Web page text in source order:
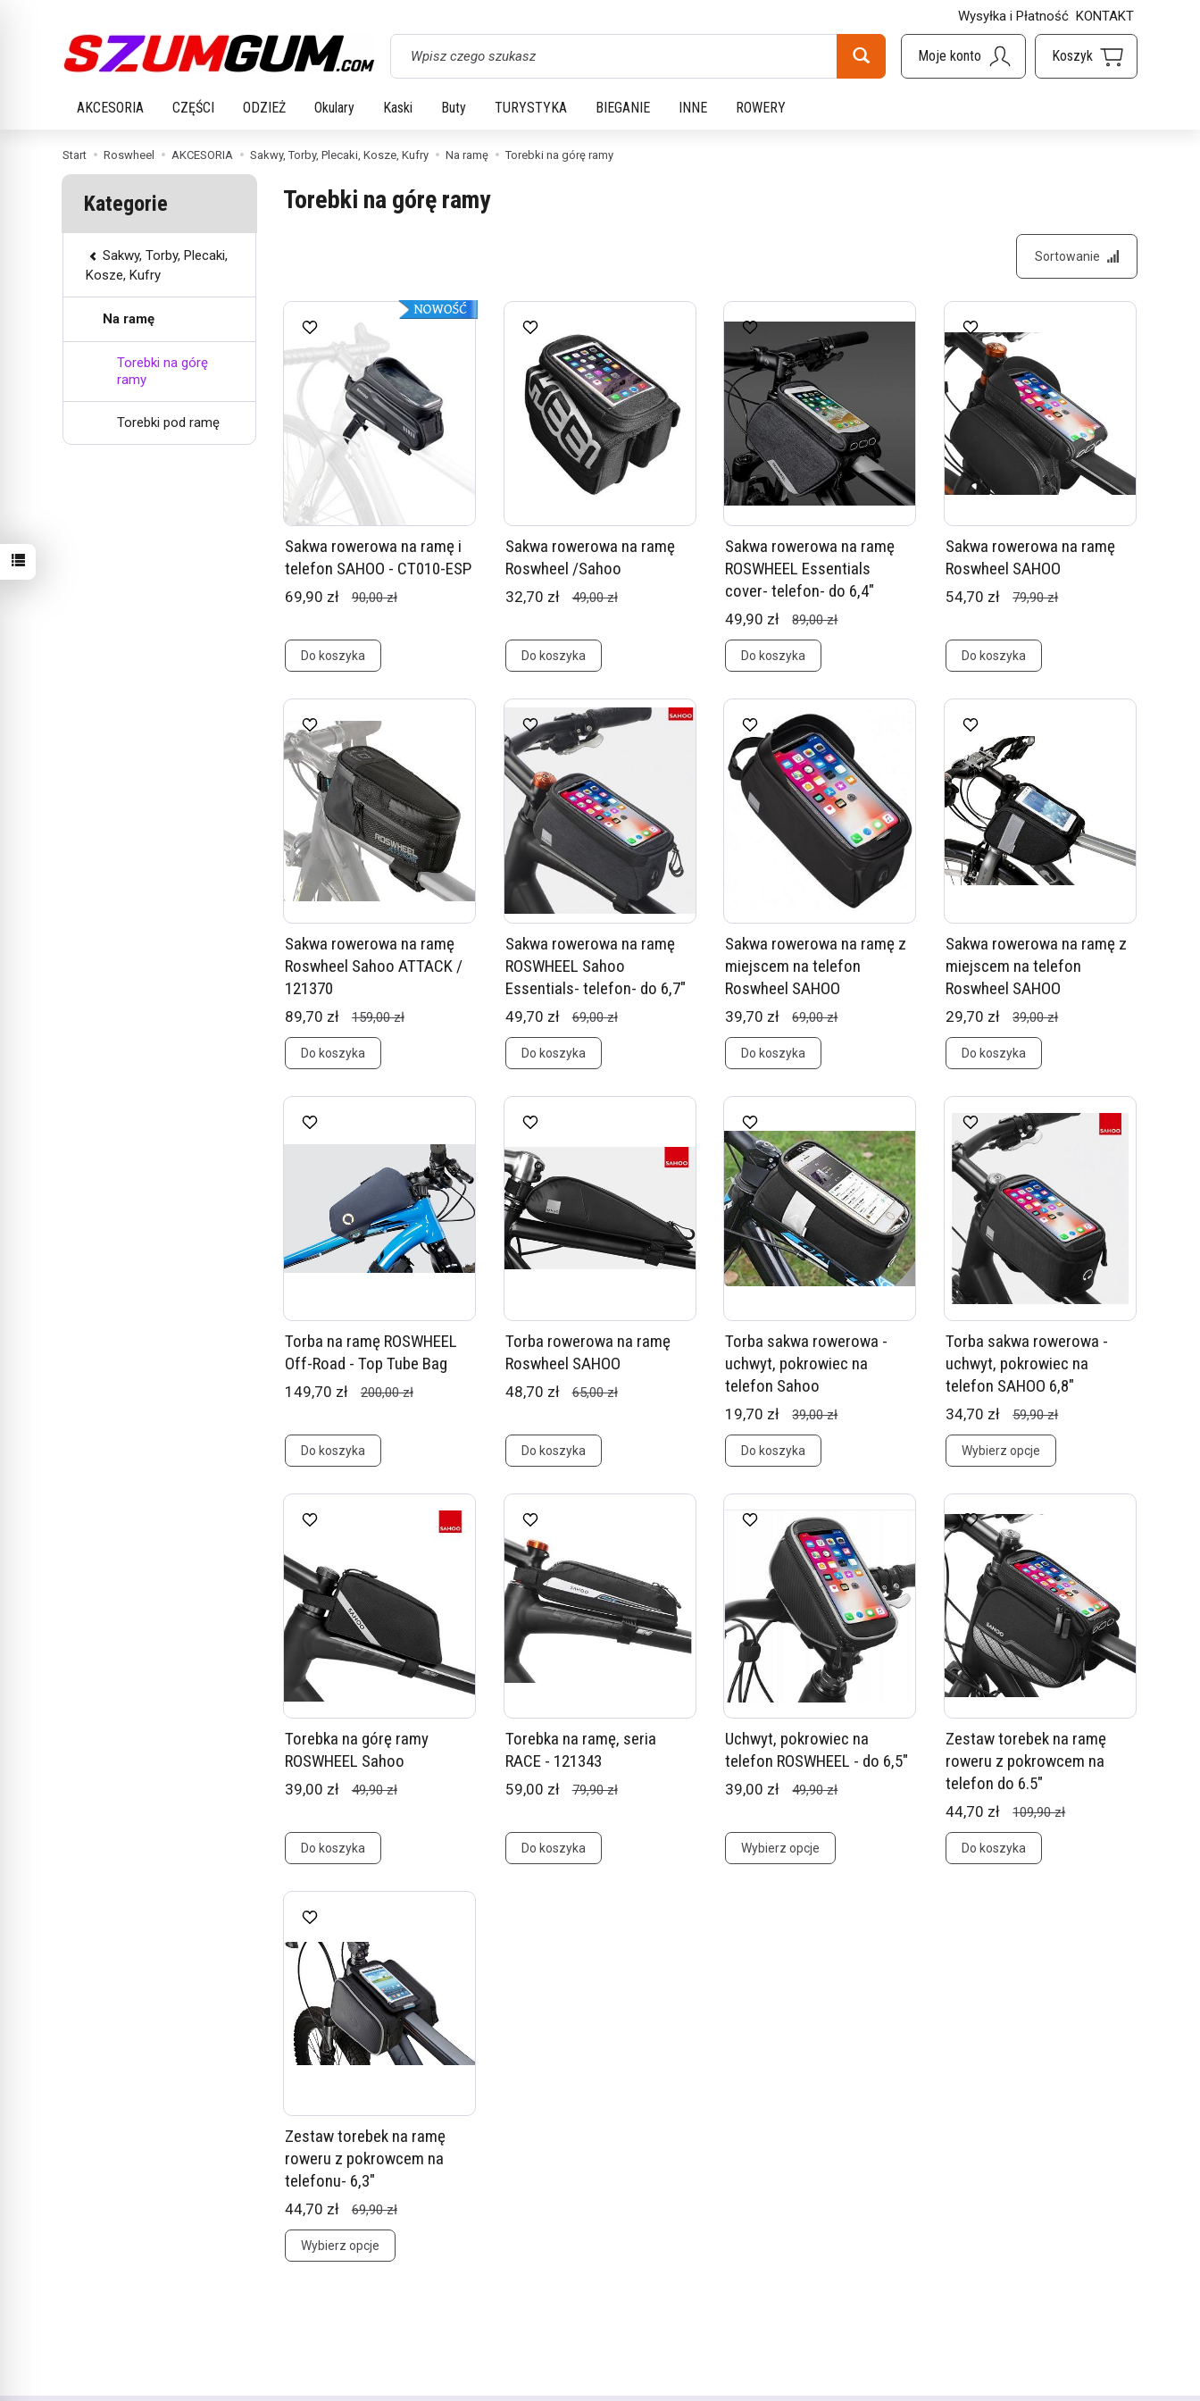
Wysyłka i Płatność KONTAKT
Wyszukaj
AKCESORIA CZĘŚCI ODZIEŻ Okulary Kaski Buty TURYSTYKA BIEGANIE INNE ROWERY
Start Roswheel AKCESORIA Sakwy, Torby, Plecaki, Kosze, Kufry Na ramę Torebki na górę ramy
Torebki na górę ramy
Sortowanie
Sakwa rowerowa na ramę i
telefon SAHOO - CT010-ESP
69,90 zł 90,00 zł
Do koszyka
Sakwa rowerowa na ramę
Roswheel /Sahoo
32,70 zł 49,00 zł
Do koszyka
Sakwa rowerowa na ramę
ROSWHEEL Essentials
cover- telefon- do 6,4"
49,90 zł 89,00 zł
Do koszyka
Sakwa rowerowa na ramę
Roswheel SAHOO
54,70 zł 79,90 zł
Do koszyka
Sakwa rowerowa na ramę
Roswheel Sahoo ATTACK /
121370
89,70 zł 159,00 zł
Do koszyka
Sakwa rowerowa na ramę
ROSWHEEL Sahoo
Essentials- telefon- do 6,7"
49,70 zł 69,00 zł
Do koszyka
Sakwa rowerowa na ramę z
miejscem na telefon
Roswheel SAHOO
39,70 zł 69,00 zł
Do koszyka
Sakwa rowerowa na ramę z
miejscem na telefon
Roswheel SAHOO
29,70 zł 39,00 zł
Do koszyka
Torba na ramę ROSWHEEL
Off-Road - Top Tube Bag
149,70 zł 200,00 zł
Do koszyka
Torba rowerowa na ramę
Roswheel SAHOO
48,70 zł 65,00 zł
Do koszyka
Torba sakwa rowerowa -
uchwyt, pokrowiec na
telefon Sahoo
19,70 zł 39,00 zł
Do koszyka
Torba sakwa rowerowa -
uchwyt, pokrowiec na
telefon SAHOO 6,8"
34,70 zł 59,90 zł
Wybierz opcje
Torebka na górę ramy
ROSWHEEL Sahoo
39,00 zł 49,90 zł
Do koszyka
Torebka na ramę, seria
RACE - 121343
59,00 zł 79,90 zł
Do koszyka
Uchwyt, pokrowiec na
telefon ROSWHEEL - do 6,5"
39,00 zł 49,90 zł
Wybierz opcje
Zestaw torebek na ramę
roweru z pokrowcem na
telefon do 6.5"
44,70 zł 109,90 zł
Do koszyka
Zestaw torebek na ramę
roweru z pokrowcem na
telefonu- 6,3"
44,70 zł 69,90 zł
Wybierz opcje
Kategorie
Sakwy, Torby, Plecaki,
Kosze, Kufry
Na ramę
Torebki na górę
ramy
Torebki pod ramę